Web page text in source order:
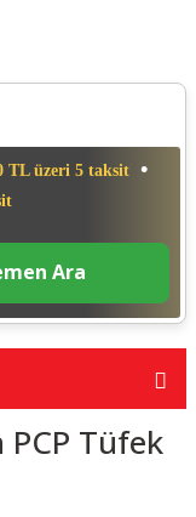
TL üzeri 5 taksit •
Ara
Tüfek